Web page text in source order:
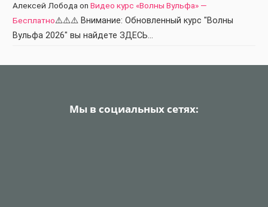
Алексей Лобода on Видео курс «Волны Вульфа» —
Бесплатно⚠️⚠️⚠️ Внимание: Обновленный курс "Волны
Вульфа 2026" вы найдете ЗДЕСЬ…
Мы в социальных сетях: